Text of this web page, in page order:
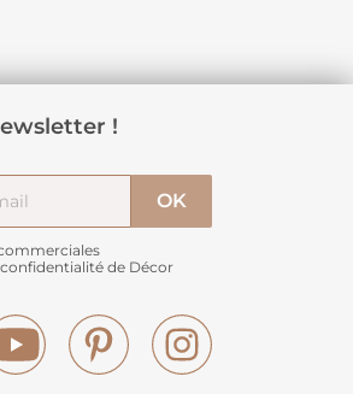
!
de Décor
YouTube Pinterest